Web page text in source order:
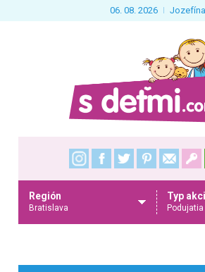
06. 08. 2026 Jozefína
Región
Bratislava
Typ
Podujatia